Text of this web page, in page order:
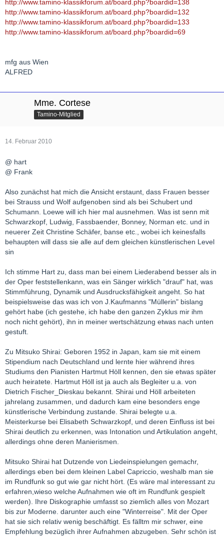
http://www.tamino-klassikforum.at/board.php?boardid=138
http://www.tamino-klassikforum.at/board.php?boardid=132
http://www.tamino-klassikforum.at/board.php?boardid=133
http://www.tamino-klassikforum.at/board.php?boardid=69
mfg aus Wien
ALFRED
Mme. Cortese
Tamino-Mitglied
14. Februar 2010
@ hart
@ Frank
Also zunächst hat mich die Ansicht erstaunt, dass Frauen besser
bei Strauss und Wolf aufgenoben sind als bei Schubert und
Schumann. Loewe will ich hier mal ausnehmen. Was ist senn mit
Schwarzkopf, Ludwig, Fassbaender, Bonney, Norman etc. und in
neuerer Zeit Christine Schäfer, banse etc., wobei ich keinesfalls
behaupten will dass sie alle auf dem gleichen künstlerischen Level
sin
Ich stimme Hart zu, dass man bei einem Liederabend besser als in
der Oper feststellenkann, was ein Sänger wirklich "drauf" hat, was
Stimmführung, Dynamik und Ausdrucksfähigkeit angeht. So hat
beispielsweise das was ich von J.Kaufmanns "Müllerin" bislang
gehört habe (ich gestehe, ich habe den ganzen Zyklus mir ihm
noch nicht gehört), ihn in meiner wertschätzung etwas nach unten
gestuft.
Zu Mitsuko Shirai: Geboren 1952 in Japan, kam sie mit einem
Stipendium nach Deutschland und lernte hier während ihres
Studiums den Pianisten Hartmut Höll kennen, den sie etwas später
auch heiratete. Hartmut Höll ist ja auch als Begleiter u.a. von
Dietrich Fischer_Dieskau bekannt. Shirai und Höll arbeiteten
jahrelang zusammen, und dadurch kam eine besonders enge
künstlerische Verbindung zustande. Shirai belegte u.a.
Meisterkurse bei Elisabeth Schwarzkopf, und deren Einfluss ist bei
Shirai deutlich zu erkennen, was Intonation und Artikulation angeht,
allerdings ohne deren Manierismen.
Mitsuko Shirai hat Dutzende von Liedeinspielungen gemachr,
allerdings eben bei dem kleinen Label Capriccio, weshalb man sie
im Rundfunk so gut wie gar nicht hört. (Es wäre mal interessant zu
erfahren,wieso welche Aufnahmen wie oft im Rundfunk gespielt
werden). Ihre Diskographie umfasst so ziemlich alles von Mozart
bis zur Moderne. darunter auch eine "Winterreise". Mit der Oper
hat sie sich relativ wenig beschäftigt. Es fälltm mir schwer, eine
Empfehlung bezüglich ihrer Aufnahmen abzugeben. Sehr schön ist